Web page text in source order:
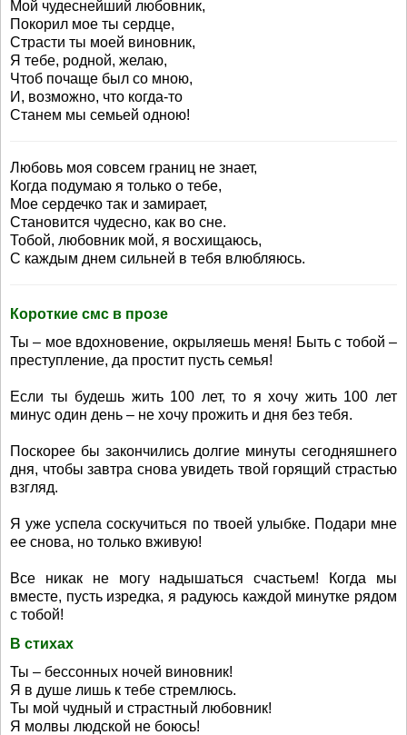
Мой чудеснейший любовник,
Покорил мое ты сердце,
Страсти ты моей виновник,
Я тебе, родной, желаю,
Чтоб почаще был со мною,
И, возможно, что когда-то
Станем мы семьей одною!
Любовь моя совсем границ не знает,
Когда подумаю я только о тебе,
Мое сердечко так и замирает,
Становится чудесно, как во сне.
Тобой, любовник мой, я восхищаюсь,
С каждым днем сильней в тебя влюбляюсь.
Короткие смс в прозе
Ты – мое вдохновение, окрыляешь меня! Быть с тобой –
преступление, да простит пусть семья!
Если ты будешь жить 100 лет, то я хочу жить 100 лет
минус один день – не хочу прожить и дня без тебя.
Поскорее бы закончились долгие минуты сегодняшнего
дня, чтобы завтра снова увидеть твой горящий страстью
взгляд.
Я уже успела соскучиться по твоей улыбке. Подари мне
ее снова, но только вживую!
Все никак не могу надышаться счастьем! Когда мы
вместе, пусть изредка, я радуюсь каждой минутке рядом
с тобой!
В стихах
Ты – бессонных ночей виновник!
Я в душе лишь к тебе стремлюсь.
Ты мой чудный и страстный любовник!
Я молвы людской не боюсь!